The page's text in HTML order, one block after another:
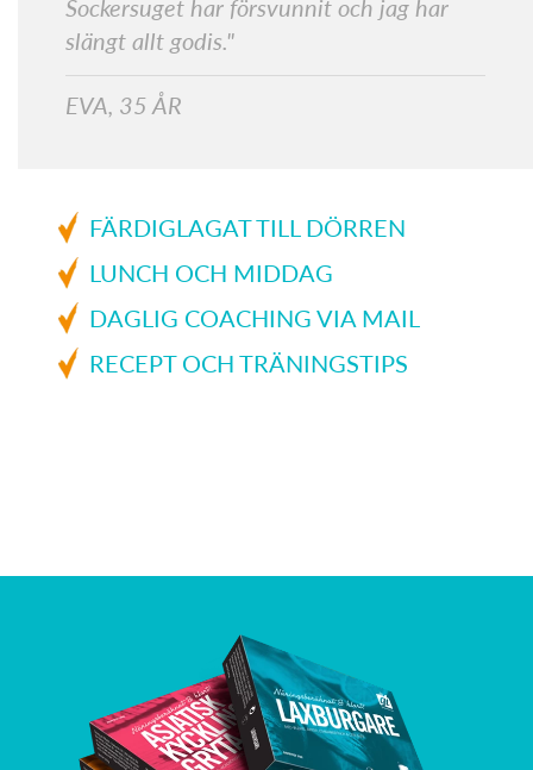
Sockersuget har försvunnit och jag har
slängt allt godis."
EVA, 35 ÅR
FÄRDIGLAGAT TILL DÖRREN
LUNCH OCH MIDDAG
DAGLIG COACHING VIA MAIL
RECEPT OCH TRÄNINGSTIPS